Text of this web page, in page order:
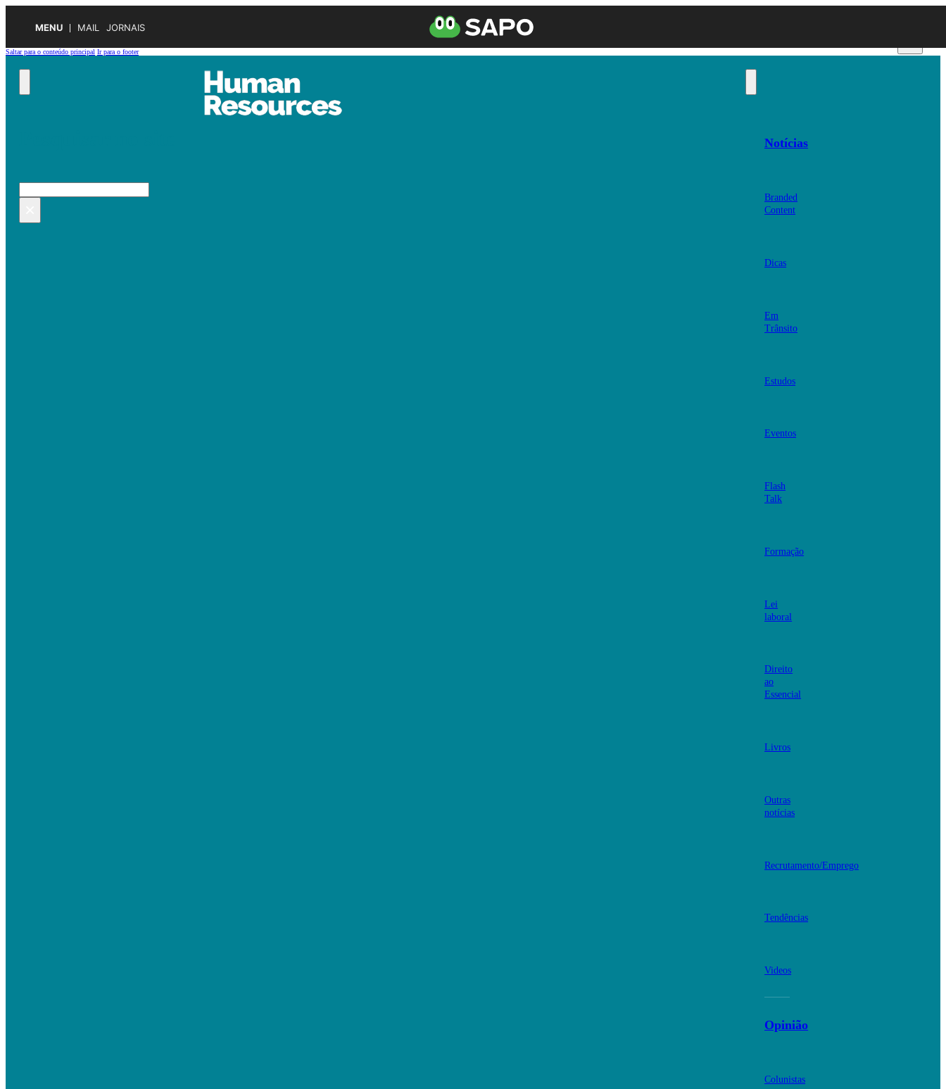
MENU MAIL JORNAIS
Saltar para o conteúdo principal Ir para o footer
Pesquisar
Notícias
Branded
Content
Dicas
Em
Trânsito
Estudos
Eventos
Flash
Talk
Formação
Lei
laboral
Direito
ao
Essencial
Livros
Outras
notícias
Recrutamento/Emprego
Tendências
Videos
Opinião
Colunistas